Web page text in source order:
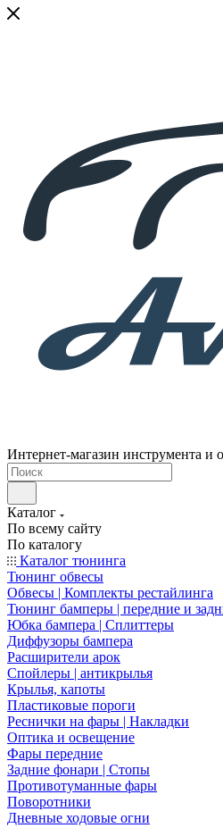
Интернет-магазин инструмента и
Каталог
По всему сайту
По каталогу
Каталог тюнинга
Тюнинг обвесы
Обвесы | Комплекты рестайлинга
Тюнинг бамперы | передние и
Юбка бампера | Сплиттеры
Диффузоры бампера
Расширители арок
Спойлеры | антикрылья
Крылья, капоты
Пластиковые пороги
Реснички на фары | Накладки
Оптика и освещение
Фары передние
Задние фонари | Стопы
Противотуманные фары
Поворотники
Дневные ходовые огни